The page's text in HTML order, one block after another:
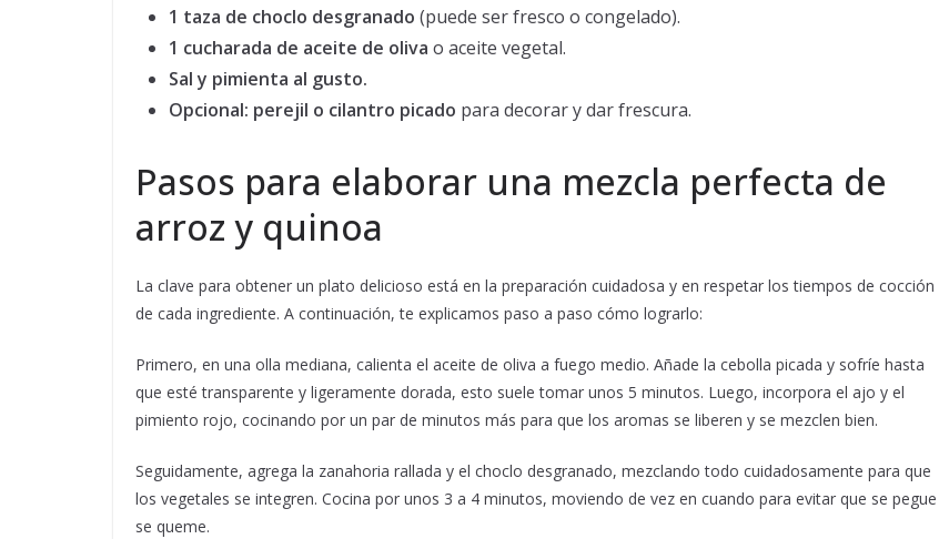
1 taza de choclo desgranado (puede ser fresco o congelado).
1 cucharada de aceite de oliva o aceite vegetal.
Sal y pimienta al gusto.
Opcional: perejil o cilantro picado para decorar y dar frescura.
Pasos para elaborar una mezcla perfecta de
arroz y quinoa
La clave para obtener un plato delicioso está en la preparación cuidadosa y en respetar los tiempos de cocción
de cada ingrediente. A continuación, te explicamos paso a paso cómo lograrlo:
Primero, en una olla mediana, calienta el aceite de oliva a fuego medio. Añade la cebolla picada y sofríe hasta
que esté transparente y ligeramente dorada, esto suele tomar unos 5 minutos. Luego, incorpora el ajo y el
pimiento rojo, cocinando por un par de minutos más para que los aromas se liberen y se mezclen bien.
Seguidamente, agrega la zanahoria rallada y el choclo desgranado, mezclando todo cuidadosamente para que
los vegetales se integren. Cocina por unos 3 a 4 minutos, moviendo de vez en cuando para evitar que se
se queme.